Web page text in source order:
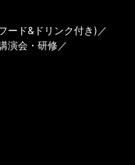
ード&ドリンク付き)
演会・研修